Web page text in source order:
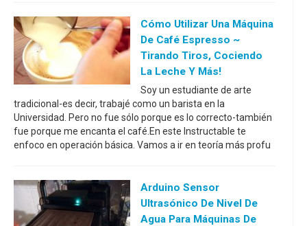
Cómo Utilizar Una Máquina
De Café Espresso ~
Tirando Tiros, Cociendo
La Leche Y Más!
Soy un estudiante de arte
tradicional-es decir, trabajé como un barista en la
Universidad. Pero no fue sólo porque es lo correcto-también
fue porque me encanta el café.En este Instructable te
enfoco en operación básica. Vamos a ir en teoría más profu
Arduino Sensor
Ultrasónico De Nivel De
Agua Para Máquinas De